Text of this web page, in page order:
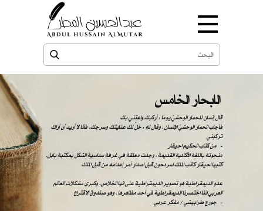
الابحار الخامس
قال إنسان للحمار الوحشيّ يومًا : أركبك واعتني بك
تركبني
من كتاب الحكيم احيقار -
منحوتة باللغة الأكادية القديمة ، وجدت معلقة في غرفة سداسية الشكل بمكتبة بابل.
كتبها احيقار كاتب الملك اسردحون قبل اصدار أمر إعدامه من قبل الملك
عدو الديمقراطية هو تصوير الديمقراطية على انها الخلاص. وكبرى مشكلات العالم
العربي اننا اختصرنا الديمقراطية في أحد مظاهرها ، وهو صندوق الاقتراع
​​ ​​جورج طرابيشي / مفكر عربي -